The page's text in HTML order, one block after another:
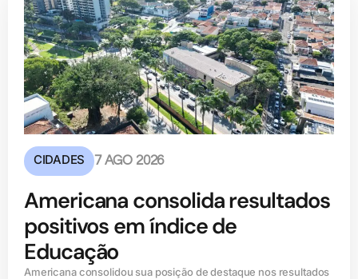
CIDADES 7 AGO 2026
Americana consolida resultados
positivos em índice de
Educação
Americana consolidou sua posição de destaque nos resultados